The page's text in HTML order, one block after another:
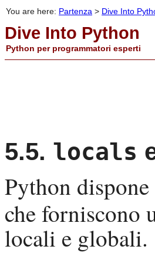
You are here: Partenza > Dive Into
Dive Into Python
Python per programmatori esperti
5.5. locals
Python
che forniscono
locali e globali.